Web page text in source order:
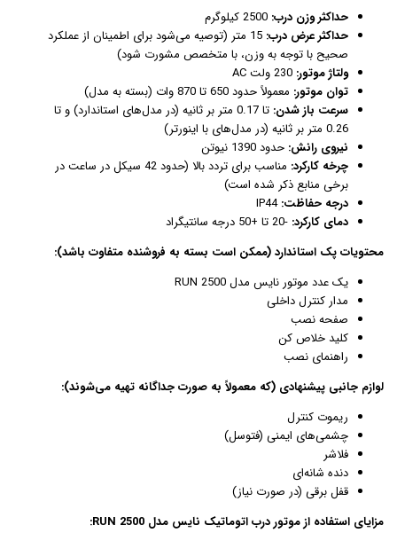
حداکثر وزن درب:
حداکثر عرض درب:
15 متر (توصیه می‌شود برای اطمینان از عملکرد
صحیح با توجه به وزن، با متخصص مشورت شود)
ولتاژ موتور:
توان موتور: معمولاً حدود 650 تا 870 وات (بسته به مدل)
سرعت باز شدن:
تا 0.17 متر بر ثانیه (در مدل‌های استاندارد) و تا
0.26 متر بر ثانیه (در مدل‌های با اینورتر)
نیروی رانش: حدود 1390 نیوتن
چرخه کارکرد:
مناسب برای تردد بالا (حدود 42 سیکل در ساعت در
برخی منابع ذکر شده است)
درجه حفاظت:IP44
دمای کارکرد: -20 تا +50 درجه سانتیگراد
محتویات پک استاندارد (ممکن است بسته به فروشنده متفاوت باشد):
یک عدد موتور نایس مدل RUN 2500
مدار کنترل داخلی
صفحه نصب
کلید خلاص کن
راهنمای نصب
لوازم جانبی پیشنهادی (که معمولاً به صورت جداگانه تهیه می‌شوند):
ریموت کنترل
چشمی‌های ایمنی (فتوسل)
فلاشر
دنده شانه‌ای
قفل برقی (در صورت نیاز)
مزایای استفاده از موتور درب اتوماتیک نایس مدل RUN 2500: